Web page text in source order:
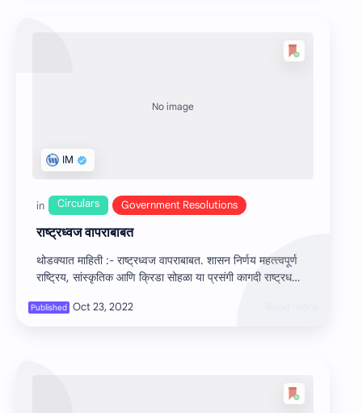
राष्‍ट्रध्‍वज वापराबाबत
थोडक्यात माहिती :- राष्‍ट्रध्‍वज वापराबाबत. शासन निर्णय महत्‍त्‍वपूर्ण
राष्ट्रिय, सांस्‍कृतिक आणि क्रिडा सोहळा या प्रसंगी कागदी राष्‍ट्रध…